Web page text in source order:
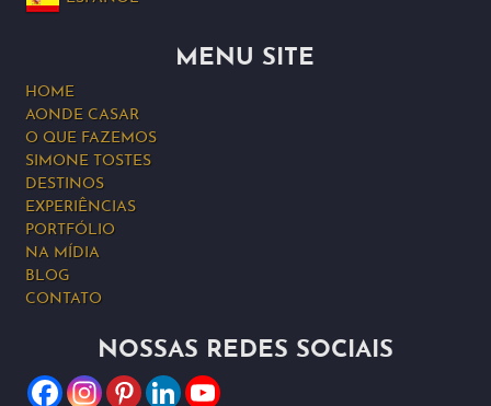
MENU SITE
HOME
AONDE CASAR
O QUE FAZEMOS
SIMONE TOSTES
DESTINOS
EXPERIÊNCIAS
PORTFÓLIO
NA MÍDIA
BLOG
CONTATO
NOSSAS REDES SOCIAIS